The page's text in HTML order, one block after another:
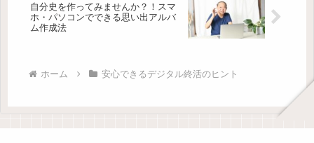
自分史を作ってみませんか？！スマ
ホ・パソコンでできる思い出アルバ
ム作成法
ホーム 安心できるデジタル終活のヒント